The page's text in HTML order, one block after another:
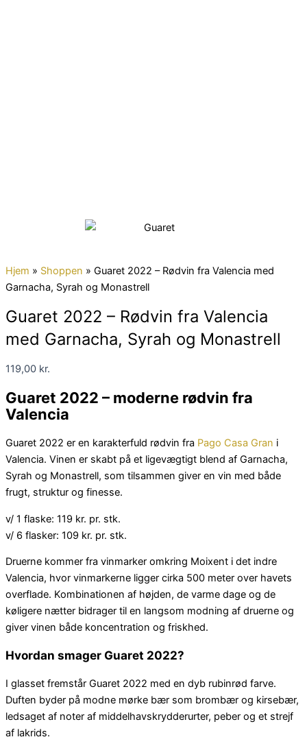
Hjem » Shoppen » Guaret 2022 – Rødvin fra Valencia med
Garnacha, Syrah og Monastrell
Guaret 2022 – Rødvin fra Valencia
med Garnacha, Syrah og Monastrell
119,00 kr.
Guaret 2022 – moderne rødvin fra
Valencia
Guaret 2022 er en karakterfuld rødvin fra Pago Casa Gran i
Valencia. Vinen er skabt på et ligevægtigt blend af Garnacha,
Syrah og Monastrell, som tilsammen giver en vin med både
frugt, struktur og finesse.
v/ 1 flaske: 119 kr. pr. stk.
v/ 6 flasker: 109 kr. pr. stk.
Druerne kommer fra vinmarker omkring Moixent i det indre
Valencia, hvor vinmarkerne ligger cirka 500 meter over havets
overflade. Kombinationen af højden, de varme dage og de
køligere nætter bidrager til en langsom modning af druerne og
giver vinen både koncentration og friskhed.
Hvordan smager Guaret 2022?
I glasset fremstår Guaret 2022 med en dyb rubinrød farve.
Duften byder på modne mørke bær som brombær og kirsebær,
ledsaget af noter af middelhavskrydderurter, peber og et strejf
af lakrids.